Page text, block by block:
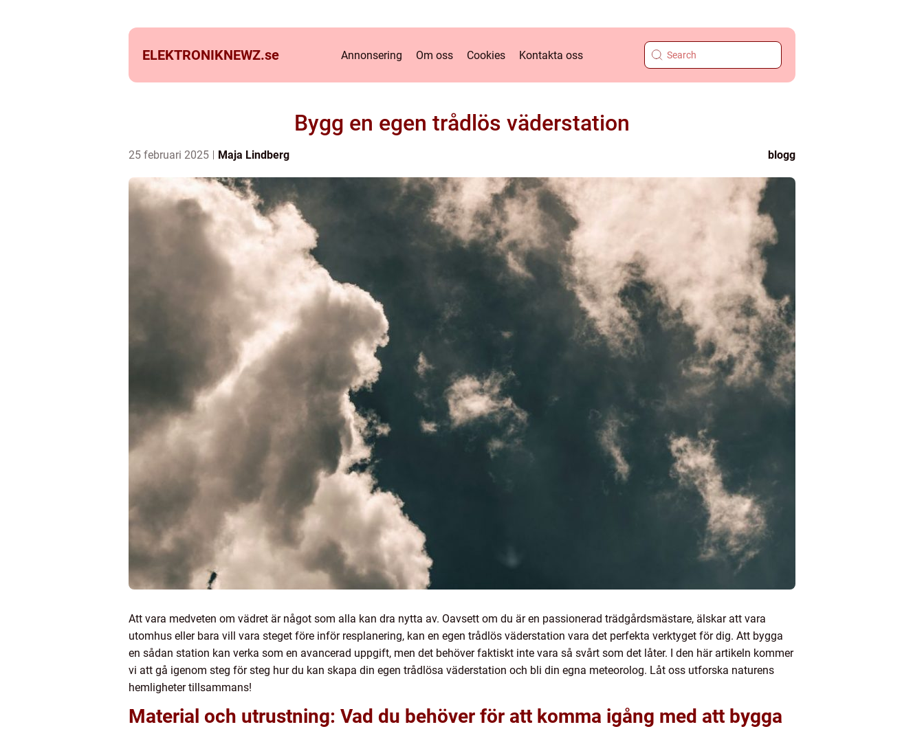
ELEKTRONIKNEWZ.se Annonsering Om oss Cookies Kontakta oss
Bygg en egen trådlös väderstation
25 februari 2025 Maja Lindberg blogg
Att vara medveten om vädret är något som alla kan dra nytta av. Oavsett om du är en passionerad trädgårdsmästare, älskar att vara
utomhus eller bara vill vara steget före inför resplanering, kan en egen trådlös väderstation vara det perfekta verktyget för dig. Att bygga
en sådan station kan verka som en avancerad uppgift, men det behöver faktiskt inte vara så svårt som det låter. I den här artikeln kommer
vi att gå igenom steg för steg hur du kan skapa din egen trådlösa väderstation och bli din egna meteorolog. Låt oss utforska naturens
hemligheter tillsammans!
Material och utrustning: Vad du behöver för att komma igång med att bygga